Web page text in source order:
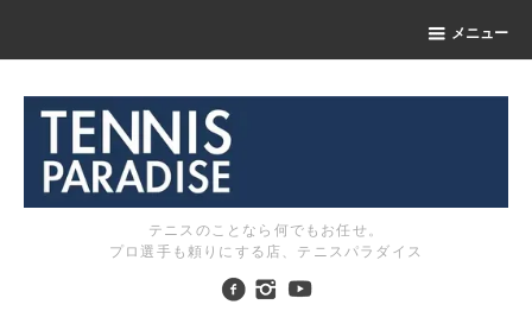
メニュー
テニスのことなら何でもお任せ。
プロ選手も頼りにする店、テニスパラダイス